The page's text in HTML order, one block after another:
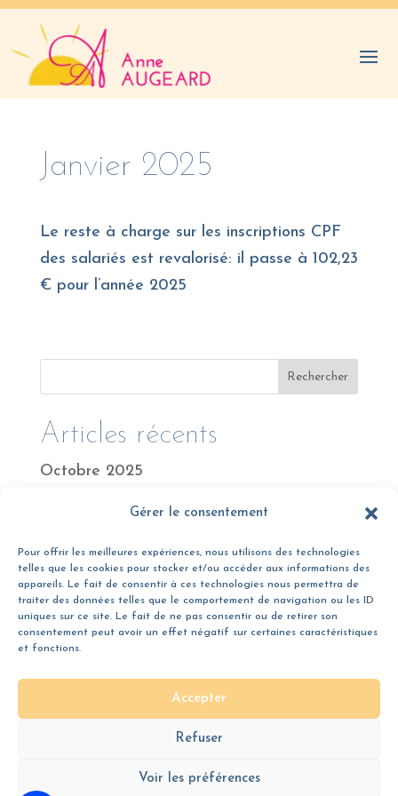
Gérer le consentement
Pour offrir les meilleures expériences, nous utilisons des technologies
telles que les cookies pour stocker et/ou accéder aux informations des
appareils. Le fait de consentir à ces technologies nous permettra de
traiter des données telles que le comportement de navigation ou les ID
uniques sur ce site. Le fait de ne pas consentir ou de retirer son
consentement peut avoir un effet négatif sur certaines caractéristiques
et fonctions.
Accepter
Refuser
Voir les préférences
Janvier 2025
Le reste à charge sur les inscriptions CPF
des salariés est revalorisé: il passe à 102,23
€ pour l’année 2025
Rechercher
Articles récents
Octobre 2025
Février 2025
Janvier 2025
Aucun commentaire à afficher.
Mentions légales et politique de confidentialité